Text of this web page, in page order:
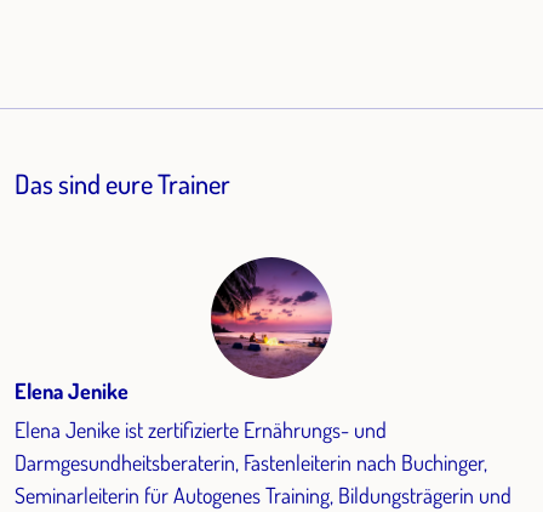
Das sind eure Trainer
Elena Jenike
Elena Jenike ist zertifizierte Ernährungs- und
Darmgesundheitsberaterin, Fastenleiterin nach Buchinger,
Seminarleiterin für Autogenes Training, Bildungsträgerin und